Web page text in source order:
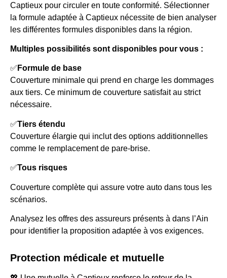
Captieux pour circuler en toute conformité. Sélectionner
la formule adaptée à Captieux nécessite de bien analyser
les différentes formules disponibles dans la région.
Multiples possibilités sont disponibles pour vous :
✅ Formule de base
Couverture minimale qui prend en charge les dommages
aux tiers. Ce minimum de couverture satisfait au strict
nécessaire.
✅Tiers étendu
Couverture élargie qui inclut des options additionnelles
comme le remplacement de pare-brise.
✅Tous risques
Couverture complète qui assure votre auto dans tous les
scénarios.
Analysez les offres des assureurs présents à dans l’Ain
pour identifier la proposition adaptée à vos exigences.
Protection médicale et mutuelle